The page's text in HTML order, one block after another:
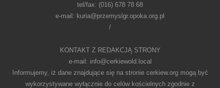
tel/fax: (016) 678 78 68
e-mail: kuria@przemyslgr.opoka.org.pl
/
KONTAKT Z REDAKCJĄ STRONY
e-mail: info@cerkiewold.local
Informujemy, iż dane znajdujące się na stronie cerkiew.org mogą być
wykorzystywane wyłącznie do celów kościelnych zgodnie z